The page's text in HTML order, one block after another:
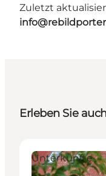
Zuletzt
Erleben Sie
Unterkünfte